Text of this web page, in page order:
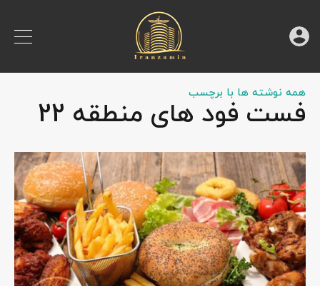
همه نوشته ها با برچسب
فست فود های منطقه 22